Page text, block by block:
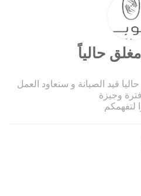
حالياً
قيد الصيانة و سنعاود العمل
وجيزة
لتفهمكم